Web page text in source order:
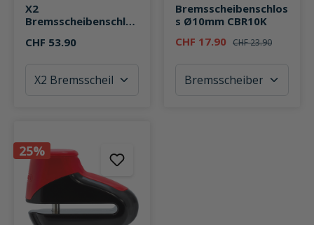
X2
Bremsscheibenschlos
CHF 53.90
Bremsscheibenschlos
s Ø10mm CBR10K
CHF 17.90 CHF 23.90
25%